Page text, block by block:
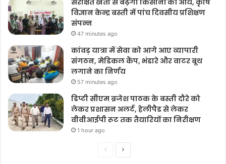
विज्ञान केन्द्र बस्ती में पांच दिवसीय प्रशिक्षण
संपन्न
47 minutes ago
कांवड़ यात्रा में सेवा को आगे आए व्यापारी
संगठन, मेडिकल कैंप, भंडारे और वाटर बूथ
लगाने का निर्णय
57 minutes ago
डिप्टी सीएम ब्रजेश पाठक के बस्ती दौरे को
लेकर प्रशासन अलर्ट, हेलीपैड से लेकर
वीवीआईपी रूट तक तैयारियों का निरीक्षण
1 hour ago
PreviousNext